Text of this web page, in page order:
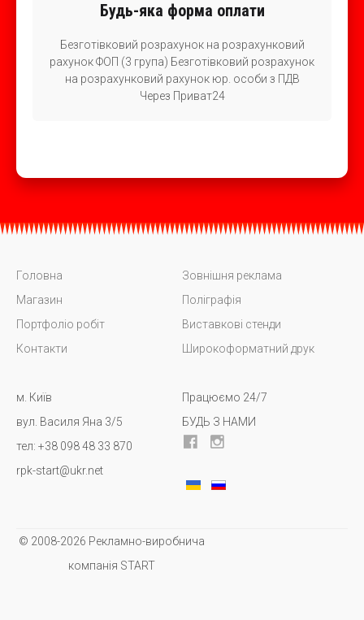
Будь-яка форма оплати
Безготівковий розрахунок на розрахунковий
рахунок ФОП (3 група) Безготівковий розрахунок
на розрахунковий рахунок юр. особи з ПДВ
Через Приват24
Головна
Магазин
Портфоліо робіт
Контакти
Зовнішня реклама
Поліграфія
Виставкові стенди
Широкоформатний друк
м. Київ
вул. Василя Яна 3/5
тел: +38 098 48 33 870
rpk-start@ukr.net
Працюємо 24/7
БУДЬ З НАМИ
© 2008-2026 Рекламно-виробнича
компанія START